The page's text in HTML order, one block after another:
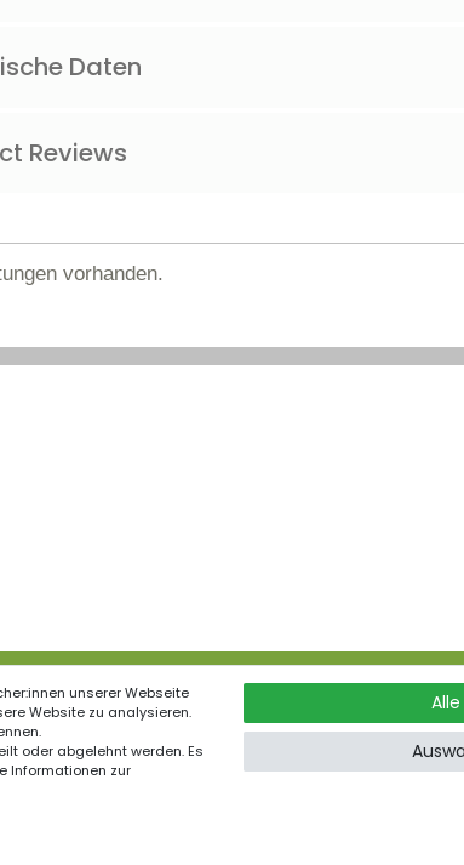
Daten
Reviews
vorhanden.
unserer Webseite
Website zu analysieren.
oder abgelehnt werden. Es
Informationen zur
Schnelle Kurierzustellung